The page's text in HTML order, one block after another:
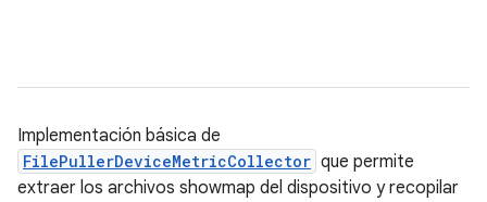
Implementación básica de
FilePullerDeviceMetricCollector que permite
extraer los archivos showmap del dispositivo y recopilar